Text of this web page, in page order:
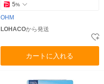
5%
OHM
LOHACOから発送
カートに入れる